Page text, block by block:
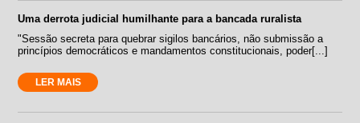
Uma derrota judicial humilhante para a bancada ruralista
"Sessão secreta para quebrar sigilos bancários, não submissão a
princípios democráticos e mandamentos constitucionais, poder[...]
LER MAIS